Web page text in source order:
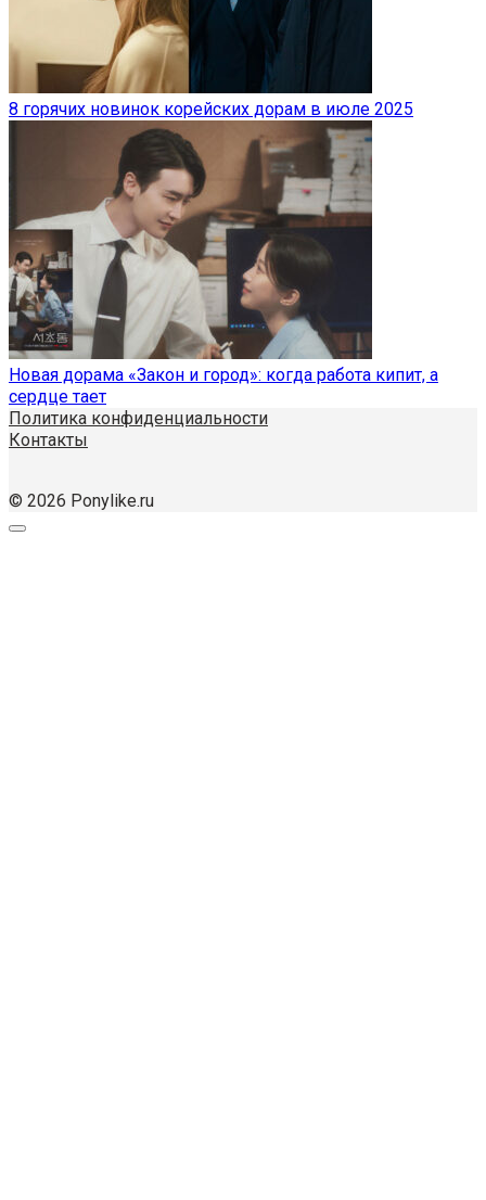
8 горячих новинок корейских дорам в июле 2025
Новая дорама «Закон и город»: когда работа кипит, а
сердце тает
Политика конфиденциальности
Контакты
© 2026 Ponylike.ru